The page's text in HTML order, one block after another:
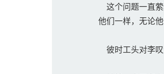
这个问题一直
他们一样，无论
彼时工头对李